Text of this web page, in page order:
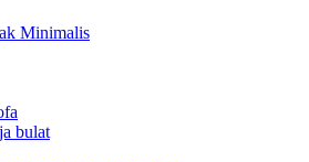
Minimalis
bulat